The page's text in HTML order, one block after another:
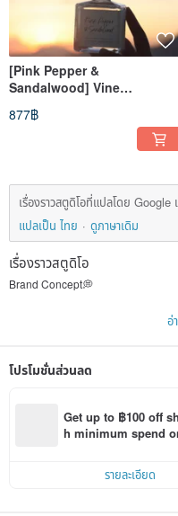
[Pink Pepper &
Sandalwood] Vine
877฿
เรื่องราวสตูดิโอที่แปลโดย
แปลเป็น ไทย
ดูภาษาเดิม
เรื่องราวสตูดิโอ
Brand Concept💭
Life always tests our fragile
ourselves, hug ourselves, and
I hope that every product of
อ่
โปรโมชั่นส่วนลด
Get up to ฿100 off
h minimum spend
รายละเอียด